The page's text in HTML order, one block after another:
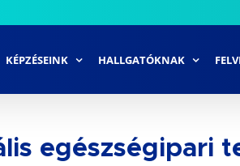
KÉPZÉSEINK HALLGATÓKNAK
egészségipari